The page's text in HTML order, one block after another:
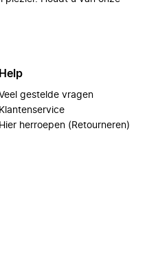
Help
gestelde vragen
Klantenservice
Hier herroepen (Retourneren)